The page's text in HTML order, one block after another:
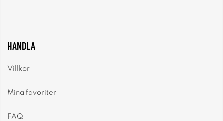
HANDLA
Villkor
Mina favoriter
FAQ